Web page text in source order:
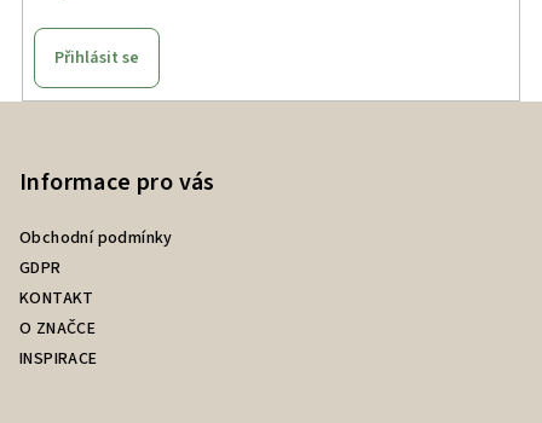
Přihlásit se
Informace pro vás
Obchodní podmínky
GDPR
KONTAKT
O ZNAČCE
INSPIRACE